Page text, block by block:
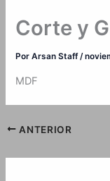
Corte y
PorArsan Staff/
MDF
ANTERIOR